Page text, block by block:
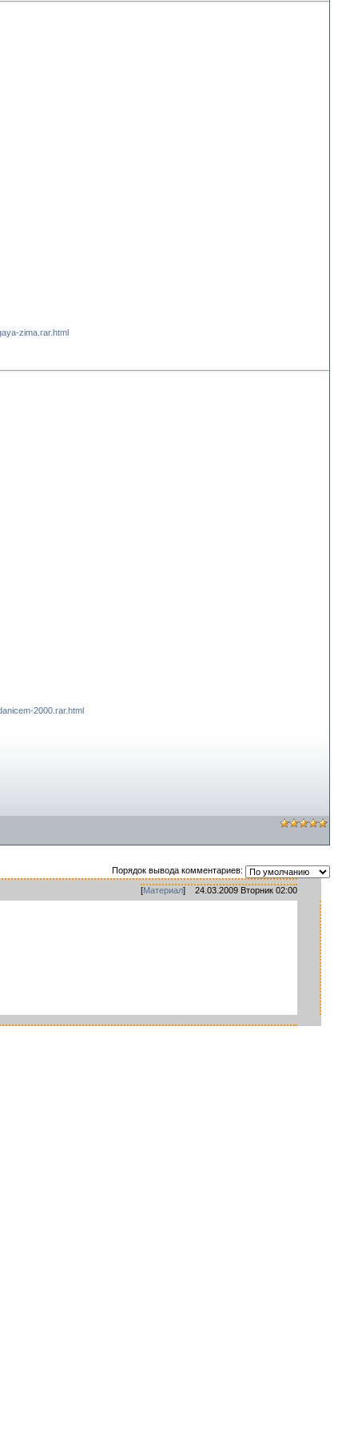
zima.rar.html
2000.rar.html
Порядок вывода комментариев:
[Материал] 24.03.2009 Вторник 02:00